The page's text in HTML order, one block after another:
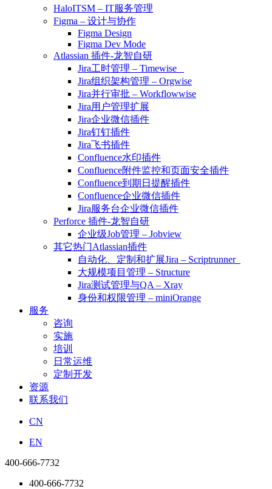
HaloITSM – IT服务管理
Figma – 设计与协作
Figma Design
Figma Dev Mode
Atlassian 插件-龙智自研
Jira工时管理 – Timewise
Jira组织架构管理 – Orgwise
Jira并行审批 – Workflowwise
Jira用户管理扩展
Jira企业微信插件
Jira钉钉插件
Jira飞书插件
Confluence水印插件
Confluence附件监控和页面安全插件
Confluence到期日提醒插件
Confluence企业微信插件
Jira服务台企业微信插件
Perforce 插件-龙智自研
企业级Job管理 – Jobview
其它热门Atlassian插件
自动化、定制和扩展Jira – Scriptrunner
大规模项目管理 – Structure
Jira测试管理与QA – Xray
身份和权限管理 – miniOrange
服务
咨询
实施
培训
日常运维
定制开发
资源
联系我们
CN
EN
400-666-7732
400-666-7732